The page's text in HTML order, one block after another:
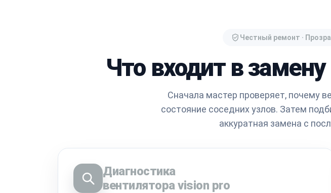
Честный ремонт ·
Что входит в
Сначала мастер проверяет, почему
состояние соседних узлов. Затем
аккуратная замена с
Диагностика
вентилятора vision pro